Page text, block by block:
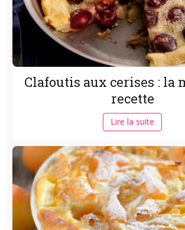
Clafoutis aux cerises : la
recette
Lire la suite